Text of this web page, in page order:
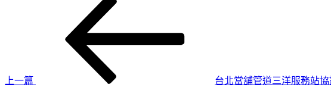
上一篇
台北當舖管道三洋服務站